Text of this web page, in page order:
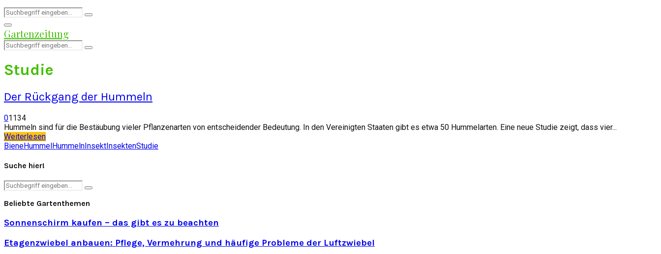
Search
for:
Search
Facebook
Twitter
Instagram
Pinterest
Youtube
Snapchat
Primary
Menu
Gartenzeitung
Search
for:
Search
Studie
Der Rückgang der Hummeln
01134
Hummeln sind für die Bestäubung vieler Pflanzenarten von entscheidender Bedeutung. In den Vereinigten Staaten gibt es etwa 50 Hummelarten. Eine neue Studie zeigt, dass vier...
Weiterlesen
BieneHummelHummelnInsektInsektenStudie
Suche hier!
Search
Search
Beliebte Gartenthemen
Sonnenschirm kaufen – das gibt es zu beachten
Etagenzwiebel anbauen: Pflege, Vermehrung und häufige Probleme der Luftzwiebel